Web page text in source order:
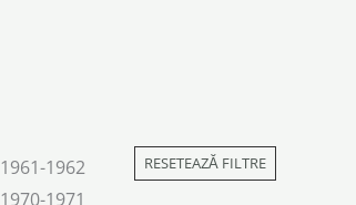
1961-1962
1970-1971
RESETEAZĂ FILTRE